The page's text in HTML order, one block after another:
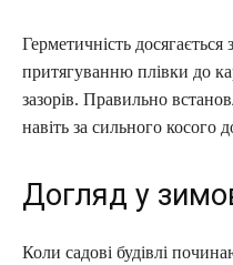
Герметичність
притягуванню плівки до
зазорів. Правильно
навіть за сильного косого
Догляд у
Коли садові будівлі